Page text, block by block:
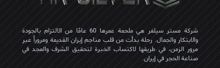
شركة مستر سيلفر هي ملحمة عمرها 60 عامًا من الالتزام بالجودة
والابتكار والجمال. رحلة بدأت من قلب مناجم إيران القديمة ومروراً عبر
مرور الزمن، في طريقها لاكتساب الخبرة لتحقيق الشرف والمجد في
صناعة الحجر في إيران.